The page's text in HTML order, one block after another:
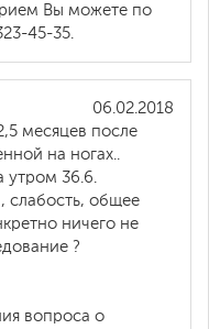
Вы можете по
45-35.
06.02.2018
месяцев после
на ногах..
утром 36.6.
, слабость, общее
ничего не
?
вопроса о